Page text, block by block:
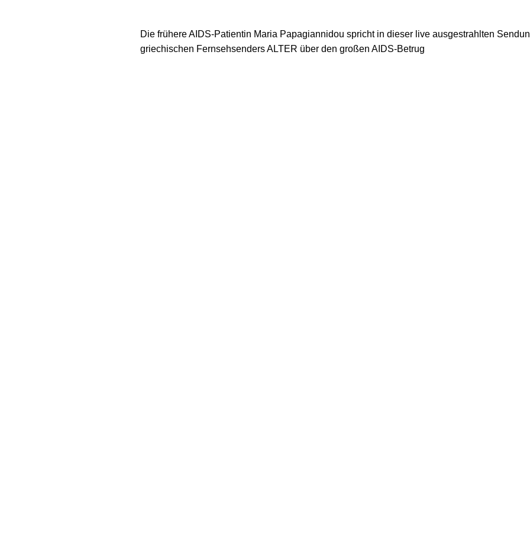
Die frühere AIDS-Patientin Maria Papagiannidou spricht in dieser live ausgestrahlten
griechischen Fernsehsenders ALTER über den großen AIDS-Betrug